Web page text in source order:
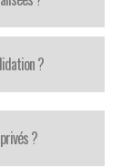
?
?